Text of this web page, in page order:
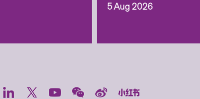
5 Aug 2026